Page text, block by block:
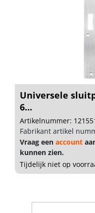
Universele
6...
Artikelnummer:
Fabrikant artikel
Vraag een account
kunnen zien.
Tijdelijk niet op